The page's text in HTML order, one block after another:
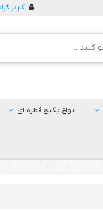
کاربر
انواع پکیج قطره ای